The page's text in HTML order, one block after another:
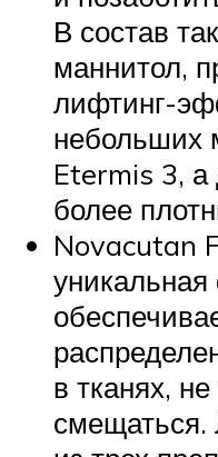
В состав
маннитол,
лифтинг-
небольших
Etermis 3,
более
Novacutan
в тканях,
смещаться.